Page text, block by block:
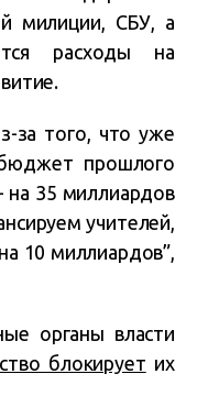
милиции, СБУ, а
расходы на
за того, что уже
прошлого
на 35 миллиардов
учителей,
10 миллиардов”,
органы власти
блокирует их